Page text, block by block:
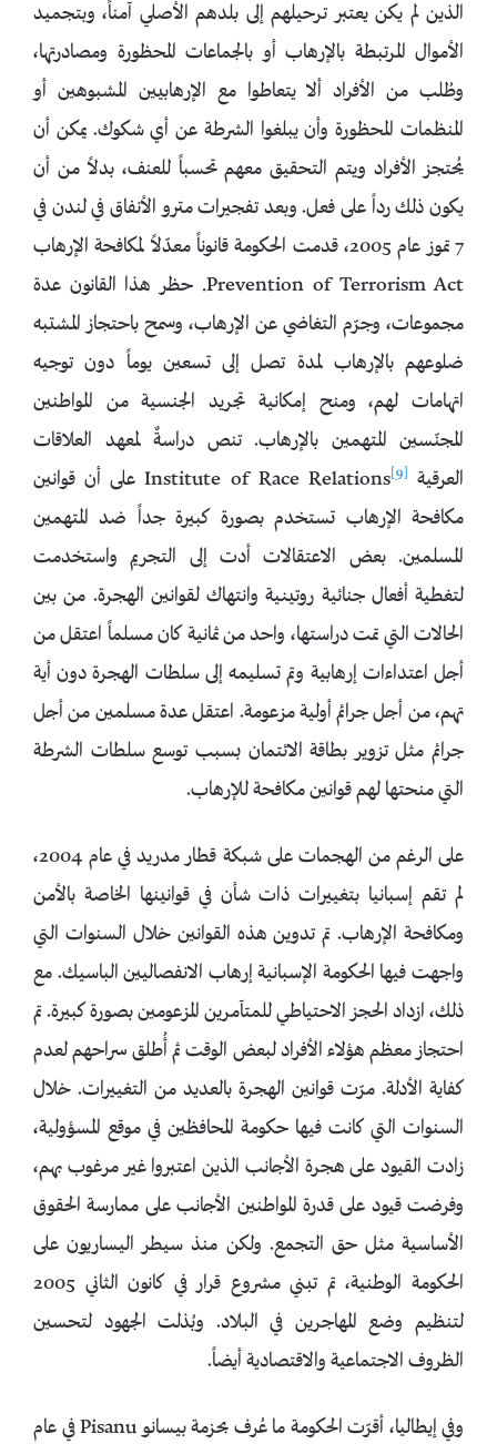
الذين لم يكن يعتبر ترحيلهم إلى بلدهم الأصلي آمناً، وبتجميد
الأموال المرتبطة بالإرهاب أو بالجماعات المحظورة ومصادرتها،
وطُلب من الأفراد ألا يتعاطوا مع الإرهابيين المشبوهين أو
المنظمات المحظورة وأن يبلغوا الشرطة عن أي شكوك. يمكن أن
يُحتجز الأفراد ويتم التحقيق معهم تحسباً للعنف، بدلاً من أن
يكون ذلك رداً على فعل. وبعد تفجيرات مترو الأنفاق في لندن في
7 تموز عام 2005، قدمت الحكومة قانوناً معدّلاً لمكافحة الإرهاب
Prevention of Terrorism Act. حظر هذا القانون عدة
مجموعات، وجرّم التغاضي عن الإرهاب، وسمح باحتجاز المشتبه
ضلوعهم بالإرهاب لمدة تصل إلى تسعين يوماً دون توجيه
اتهامات لهم، ومنح إمكانية تجريد الجنسية من المواطنين
المجنّسين المتهمين بالإرهاب. تنص دراسةٌ لمعهد العلاقات
العرقية [9]
Institute of Race Relations على أن قوانين
مكافحة الإرهاب تستخدم بصورة كبيرة جداً ضد المتهمين
المسلمين. بعض الاعتقالات أدت إلى التجريم واستخدمت
لتغطية أفعال جنائية روتينية وانتهاك لقوانين الهجرة. من بين
الحالات التي تمت دراستها، واحد من ثمانية كان مسلماً اعتقل من
أجل اعتداءات إرهابية وتم تسليمه إلى سلطات الهجرة دون أية
تهم، من أجل جرائم أولية مزعومة. اعتقل عدة مسلمين من أجل
جرائم مثل تزوير بطاقة الائتمان بسبب توسع سلطات الشرطة
التي منحتها لهم قوانين مكافحة للإرهاب.
على الرغم من الهجمات على شبكة قطار مدريد في عام 2004،
لم تقم إسبانيا بتغييرات ذات شأن في قوانينها الخاصة بالأمن
ومكافحة الإرهاب. تم تدوين هذه القوانين خلال السنوات التي
واجهت فيها الحكومة الإسبانية إرهاب الانفصاليين الباسيك. مع
ذلك، ازداد الحجز الاحتياطي للمتآمرين المزعومين بصورة كبيرة. تم
احتجاز معظم هؤلاء الأفراد لبعض الوقت ثم أُطلق سراحهم لعدم
كفاية الأدلة. مرّت قوانين الهجرة بالعديد من التغييرات. خلال
السنوات التي كانت فيها حكومة المحافظين في موقع المسؤولية،
زادت القيود على هجرة الأجانب الذين اعتبروا غير مرغوب بهم،
وفرضت قيود على قدرة المواطنين الأجانب على ممارسة الحقوق
الأساسية مثل حق التجمع. ولكن منذ سيطر اليساريون على
الحكومة الوطنية، تم تبني مشروع قرار في كانون الثاني 2005
لتنظيم وضع المهاجرين في البلاد. وبُذلت الجهود لتحسين
الظروف الاجتماعية والاقتصادية أيضاً.
وفي إيطاليا، أقرّت الحكومة ما عُرف بحزمة بيسانو Pisanu في عام